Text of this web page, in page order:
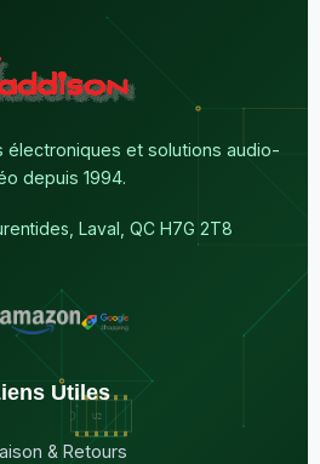
électroniques et solutions audio-
depuis 1994.
Laval, QC H7G 2T8
Utiles
& Retours